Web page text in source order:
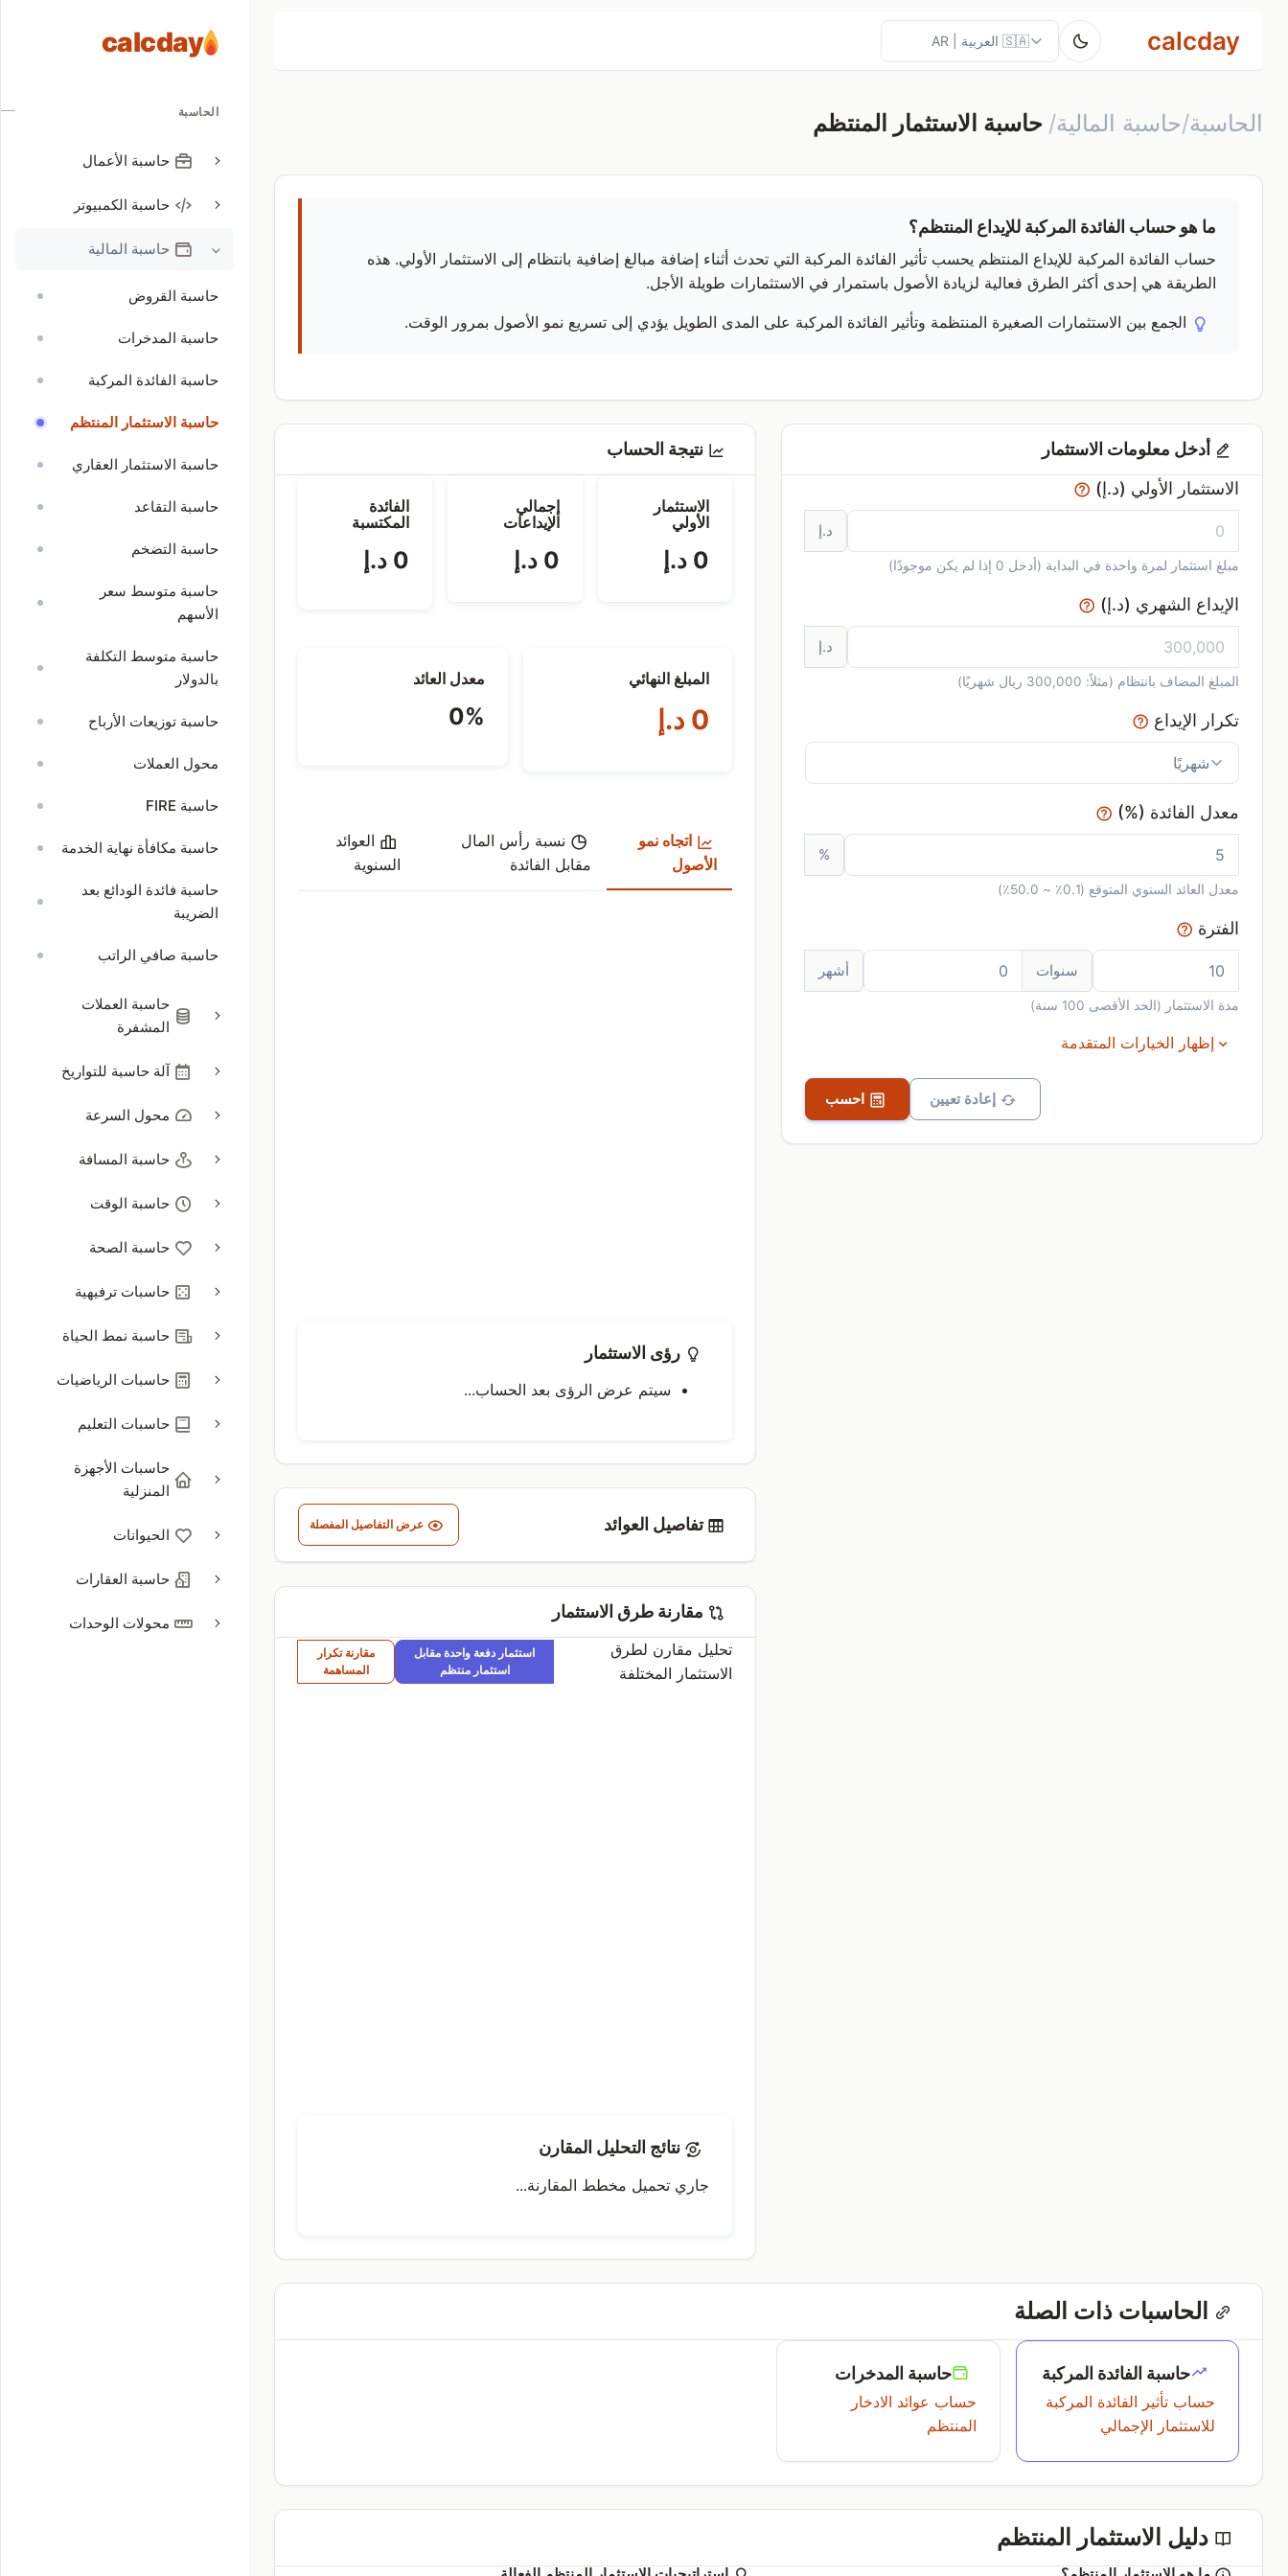
calcday
الحاسبة
حاسبة الأعمال
حاسبة الكمبيوتر
حاسبة المالية
حاسبة القروض
حاسبة المدخرات
حاسبة الفائدة المركبة
حاسبة الاستثمار المنتظم
حاسبة الاستثمار العقاري
حاسبة التقاعد
حاسبة التضخم
حاسبة متوسط سعر
الأسهم
حاسبة متوسط التكلفة
بالدولار
حاسبة توزيعات الأرباح
محول العملات
حاسبة FIRE
حاسبة مكافأة نهاية الخدمة
حاسبة فائدة الودائع بعد
الضريبة
حاسبة صافي الراتب
حاسبة العملات
المشفرة
آلة حاسبة للتواريخ
محول السرعة
حاسبة المسافة
حاسبة الوقت
حاسبة الصحة
حاسبات ترفيهية
حاسبة نمط الحياة
حاسبات الرياضيات
حاسبات التعليم
حاسبات الأجهزة
المنزلية
الحيوانات
حاسبة العقارات
محولات الوحدات
calcday
الحاسبة/حاسبة المالية/ حاسبة الاستثمار المنتظم
ما هو حساب الفائدة المركبة للإيداع المنتظم؟
حساب الفائدة المركبة للإيداع المنتظم يحسب تأثير الفائدة المركبة التي تحدث أثناء إضافة مبالغ إضافية بانتظام إلى الاستثمار الأولي. هذه
الطريقة هي إحدى أكثر الطرق فعالية لزيادة الأصول باستمرار في الاستثمارات طويلة الأجل.
الجمع بين الاستثمارات الصغيرة المنتظمة وتأثير الفائدة المركبة على المدى الطويل يؤدي إلى تسريع نمو الأصول بمرور الوقت.
أدخل معلومات الاستثمار
الاستثمار الأولي (د.إ)
د.إ
مبلغ استثمار لمرة واحدة في البداية (أدخل 0 إذا لم يكن موجودًا)
الإيداع الشهري (د.إ)
د.إ
المبلغ المضاف بانتظام (مثلاً: 300,000 ريال شهريًا)
تكرار الإيداع
معدل الفائدة (%)
%
معدل العائد السنوي المتوقع (0.1٪ ~ 50.0٪)
الفترة
سنوات أشهر
مدة الاستثمار (الحد الأقصى 100 سنة)
إظهار الخيارات المتقدمة
نتيجة الحساب
الاستثمار
الأولي
0 د.إ
إجمالي
الإيداعات
0 د.إ
الفائدة
المكتسبة
0 د.إ
المبلغ النهائي
0 د.إ
معدل العائد
0%
اتجاه نمو
الأصول
نسبة رأس المال
مقابل الفائدة
العوائد
السنوية
رؤى الاستثمار
سيتم عرض الرؤى بعد الحساب...
تفاصيل العوائد
مقارنة طرق الاستثمار
تحليل مقارن لطرق
الاستثمار المختلفة
استثمار دفعة واحدة مقابل
استثمار منتظم
مقارنة تكرار
المساهمة
نتائج التحليل المقارن
جاري تحميل مخطط المقارنة...
الحاسبات ذات الصلة
حاسبة الفائدة المركبة
حساب تأثير الفائدة المركبة
للاستثمار الإجمالي
حاسبة المدخرات
حساب عوائد الادخار
المنتظم
دليل الاستثمار المنتظم